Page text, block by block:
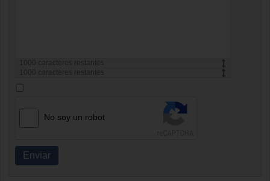
caracteres restantes
caracteres restantes
No soy un robot
Enviar